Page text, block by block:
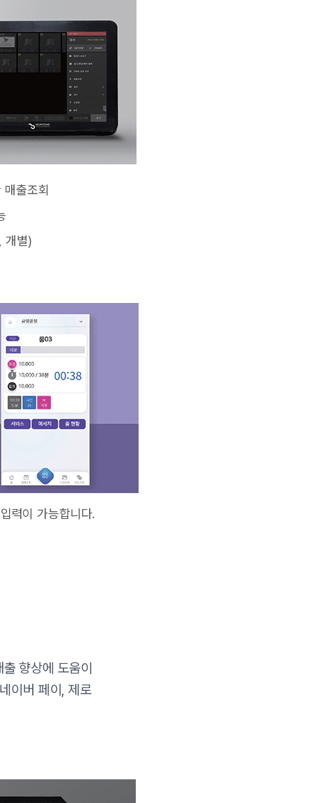
출조회
개별)
력이 가능합니다.
향상에 도움이
이버 페이, 제로